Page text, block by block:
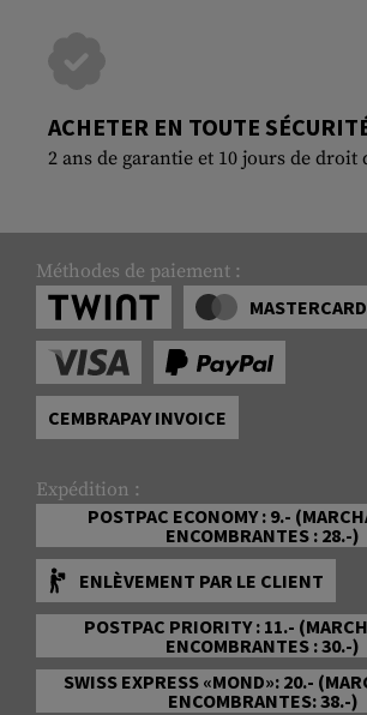
ACHETER EN TOUTE
2 ans de garantie et 10 jours de droit
Méthodes de paiement :
MASTERCARD
CEMBRAPAY INVOICE
Expédition :
POSTPAC ECONOMY : 9.-
ENCOMBRANTES : 28.-)
ENLÈVEMENT PAR LE CLIENT
POSTPAC PRIORITY : 11.-
ENCOMBRANTES : 30.-)
SWISS EXPRESS «MOND»: 20.-
ENCOMBRANTES: 38.-)